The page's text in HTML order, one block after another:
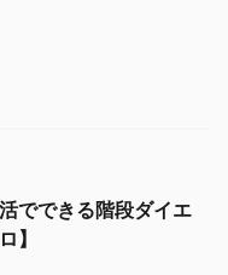
でできる階段ダイエ
】